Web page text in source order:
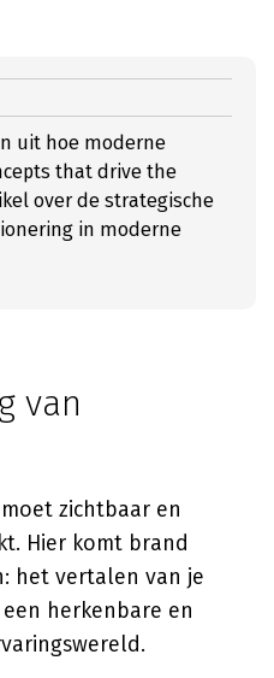
uit hoe moderne
that drive the
over de strategische
in moderne
van
zichtbaar en
Hier komt brand
het vertalen van je
herkenbare en